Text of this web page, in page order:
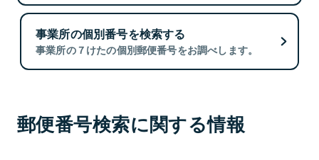
事業所の個別番号を検索する
事業所の７けたの個別郵便番号をお調べします。
郵便番号検索に関する情報